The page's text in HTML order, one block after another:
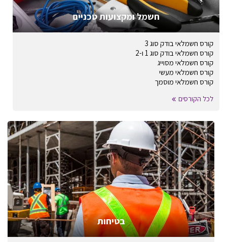
חשמל ומקצועות טכניים
קורס חשמלאי בודק סוג 3
קורס חשמלאי בודק סוג 1 ו-2
קורס חשמלאי מסוייג
קורס חשמלאי מעשי
קורס חשמלאי מוסמך
לכל הקורסים
בטיחות